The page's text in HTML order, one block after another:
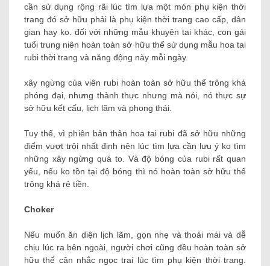
cần sử dụng rộng rãi lúc tìm lựa một món phụ kiện thời
trang đó sở hữu phải là phụ kiện thời trang cao cấp, dân
gian hay ko. đối với những mẫu khuyên tai khác, con gái
tuổi trung niên hoàn toàn sở hữu thể sử dụng mẫu hoa tai
rubi thời trang và năng động này mỗi ngày.
xây ngừng của viên rubi hoàn toàn sở hữu thể trông khá
phóng đại, nhưng thành thực nhưng mà nói, nó thực sự
sở hữu kết cấu, lịch lãm và phong thái.
Tuy thế, vì phiên bản thân hoa tai rubi đã sở hữu những
điểm vượt trội nhất định nên lúc tìm lựa cần lưu ý ko tìm
những xây ngừng quá to. Và độ bóng của rubi rất quan
yếu, nếu ko tồn tại độ bóng thì nó hoàn toàn sở hữu thể
trông khá rẻ tiền.
Choker
Nếu muốn ăn diện lịch lãm, gọn nhẹ và thoải mái và dễ
chịu lúc ra bên ngoài, người chơi cũng đều hoàn toàn sở
hữu thể cân nhắc ngọc trai lúc tìm phụ kiện thời trang.